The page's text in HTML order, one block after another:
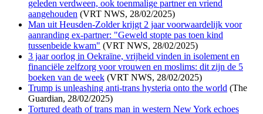
geleden verdween, ook toenmalige partner en vriend
aangehouden (VRT NWS, 28/02/2025)
Man uit Heusden-Zolder krijgt 2 jaar voorwaardelijk voor
aanranding ex-partner: "Geweld stopte pas toen kind
tussenbeide kwam" (VRT NWS, 28/02/2025)
3 jaar oorlog in Oekraïne, vrijheid vinden in isolement en
financiële zelfzorg voor vrouwen en moslims: dit zijn de 5
boeken van de week (VRT NWS, 28/02/2025)
Trump is unleashing anti-trans hysteria onto the world (The
Guardian, 28/02/2025)
Tortured death of trans man in western New York echoes